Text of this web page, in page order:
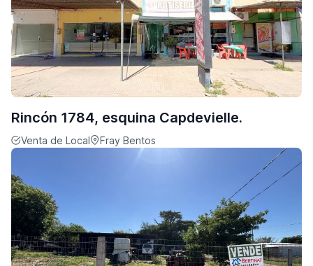
Rincón 1784, esquina Capdevielle.
Venta de Local Fray Bentos